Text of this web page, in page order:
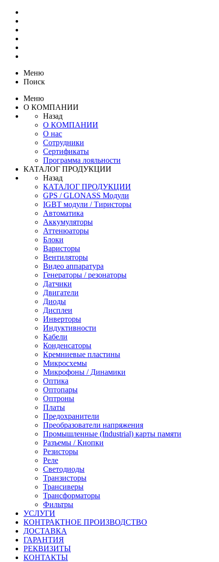
Меню
Поиск
Меню
О КОМПАНИИ
Назад
О КОМПАНИИ
О нас
Сотрудники
Сертификаты
Программа лояльности
КАТАЛОГ ПРОДУКЦИИ
Назад
КАТАЛОГ ПРОДУКЦИИ
GPS / GLONASS Модули
IGBT модули / Тиристоры
Автоматика
Аккумуляторы
Аттенюаторы
Блоки
Варисторы
Вентиляторы
Видео аппаратура
Генераторы / резонаторы
Датчики
Двигатели
Диоды
Дисплеи
Инверторы
Индуктивности
Кабели
Конденсаторы
Кремниевые пластины
Микросхемы
Микрофоны / Динамики
Оптика
Оптопары
Оптроны
Платы
Предохранители
Преобразователи напряжения
Промышленные (Industrial) карты памяти
Разъемы / Кнопки
Резисторы
Реле
Светодиоды
Транзисторы
Трансиверы
Трансформаторы
Фильтры
УСЛУГИ
КОНТРАКТНОЕ ПРОИЗВОДСТВО
ДОСТАВКА
ГАРАНТИЯ
РЕКВИЗИТЫ
КОНТАКТЫ